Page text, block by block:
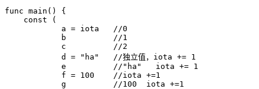
func main() {
    const (
            a = iota   //0
            b          //1
            c          //2
            d = "ha"   //独立值，iota += 1
            e          //"ha"   iota += 1
            f = 100    //iota +=1
            g          //100  iota +=1